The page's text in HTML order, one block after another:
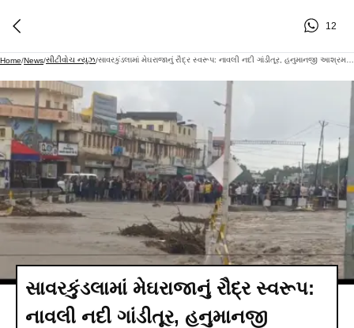
12
Home/News/સીટીવોચ ન્યુઝ/
સાવરકુંડલામાં મેઘરાજાનું રૌદ્ર સ્વરૂપ:
નાવલી નદી ગાંડીતૂર, હનુમાનજી